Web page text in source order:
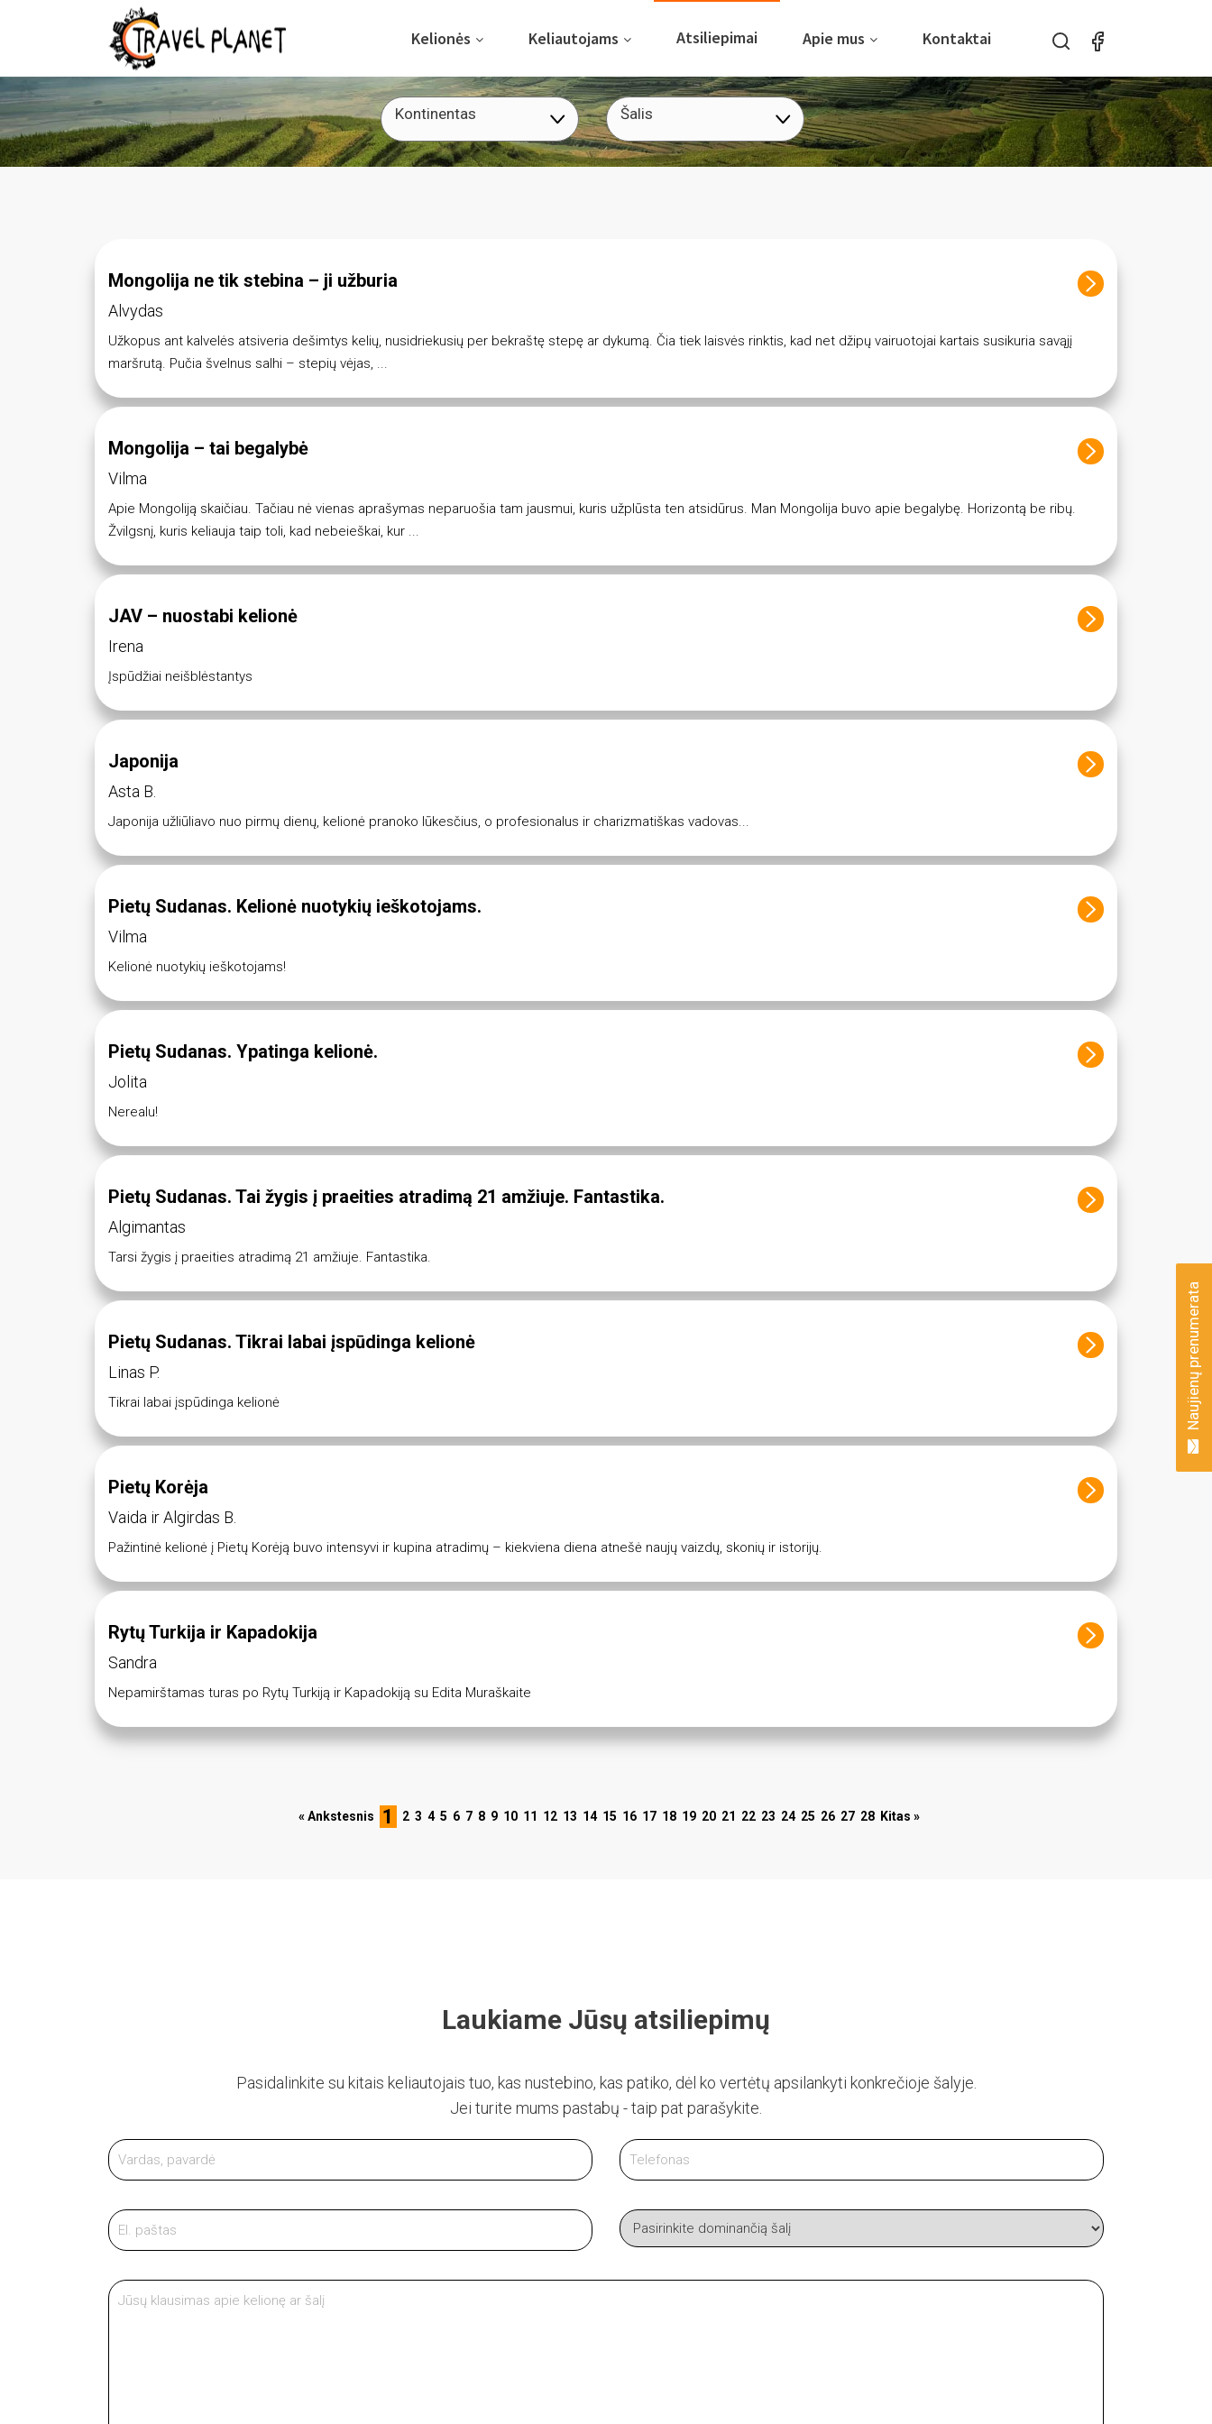
Naujienų prenumerata
Kelionės Keliautojams Atsiliepimai Apie mus Kontaktai
Kontinentas Šalis
Mongolija ne tik stebina – ji užburia
Alvydas
Užkopus ant kalvelės atsiveria dešimtys kelių, nusidriekusių per bekraštę stepę ar dykumą. Čia tiek laisvės rinktis, kad net džipų vairuotojai kartais susikuria savąjį
maršrutą. Pučia švelnus salhi – stepių vėjas, ...
Mongolija – tai begalybė
Vilma
Apie Mongoliją skaičiau. Tačiau nė vienas aprašymas neparuošia tam jausmui, kuris užplūsta ten atsidūrus. Man Mongolija buvo apie begalybę. Horizontą be ribų.
Žvilgsnį, kuris keliauja taip toli, kad nebeieškai, kur ...
JAV – nuostabi kelionė
Irena
Įspūdžiai neišblėstantys
Japonija
Asta B.
Japonija užliūliavo nuo pirmų dienų, kelionė pranoko lūkesčius, o profesionalus ir charizmatiškas vadovas...
Pietų Sudanas. Kelionė nuotykių ieškotojams.
Vilma
Kelionė nuotykių ieškotojams!
Pietų Sudanas. Ypatinga kelionė.
Jolita
Nerealu!
Pietų Sudanas. Tai žygis į praeities atradimą 21 amžiuje. Fantastika.
Algimantas
Tarsi žygis į praeities atradimą 21 amžiuje. Fantastika.
Pietų Sudanas. Tikrai labai įspūdinga kelionė
Linas P.
Tikrai labai įspūdinga kelionė
Pietų Korėja
Vaida ir Algirdas B.
Pažintinė kelionė į Pietų Korėją buvo intensyvi ir kupina atradimų – kiekviena diena atnešė naujų vaizdų, skonių ir istorijų.
Rytų Turkija ir Kapadokija
Sandra
Nepamirštamas turas po Rytų Turkiją ir Kapadokiją su Edita Muraškaite
« Ankstesnis 1 2 3 4 5 6 7 8 9 10 11 12 13 14 15 16 17 18 19 20 21 22 23 24 25 26 27 28 Kitas »
Laukiame Jūsų atsiliepimų
Pasidalinkite su kitais keliautojais tuo, kas nustebino, kas patiko, dėl ko vertėtų apsilankyti konkrečioje šalyje.
Jei turite mums pastabų - taip pat parašykite.